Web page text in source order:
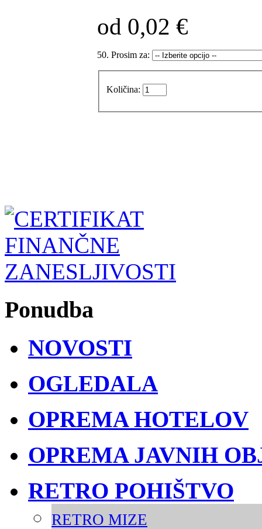
od 0,02 €
50. Prosim za:
Količina:
Ponudba
NOVOSTI
OGLEDALA
OPREMA HOTELOV
OPREMA JAVNIH
RETRO POHIŠTVO
RETRO MIZE